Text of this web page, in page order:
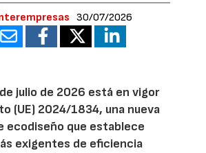
30/07/2026
julio de 2026 está en vigor
(UE) 2024/1834, una nueva
ecodiseño que establece
exigentes de eficiencia